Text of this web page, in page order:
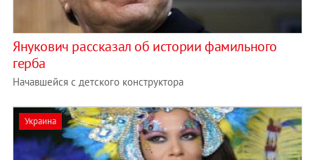
Янукович рассказал об истории фамильного
герба
Начавшейся с детского конструктора
Украина